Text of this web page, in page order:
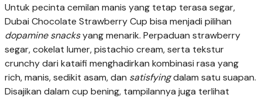
Untuk pecinta cemilan manis yang tetap terasa segar,
Dubai Chocolate Strawberry Cup bisa menjadi pilihan
dopamine snacksyang menarik. Perpaduan strawberry
segar, cokelat lumer, pistachio cream, serta tekstur
crunchy dari kataifi menghadirkan kombinasi rasa yang
rich, manis, sedikit asam, dan satisfyingdalam satu suapan.
Disajikan dalam cup bening, tampilannya juga terlihat